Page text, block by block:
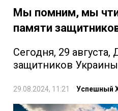
Мы помним, мы
памяти
Сегодня, 29
защитников Украины
29.08.2024, 11:21 Успешный